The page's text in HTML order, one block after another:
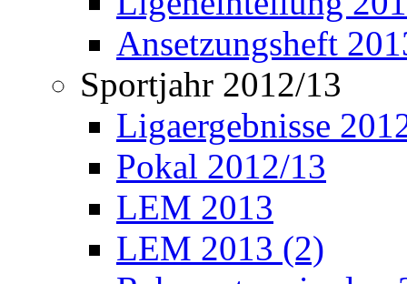
Ansetzungsheft
Sportjahr 2012/13
Ligaergebnisse
Pokal 2012/13
LEM 2013
LEM 2013 (2)